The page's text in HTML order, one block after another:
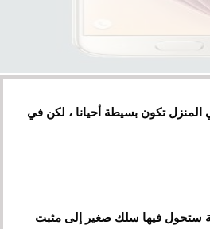
تكون بسيطة أحيانا ، لكن في
ستحول فيها سلك صغير إلى مثبت